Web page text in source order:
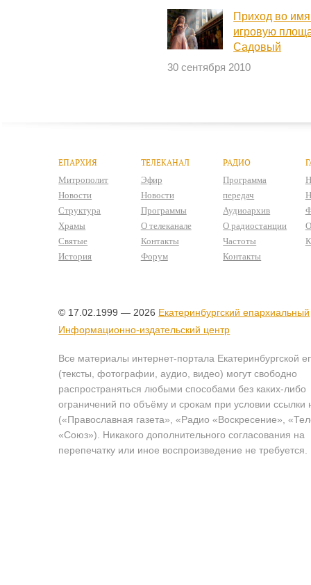
Приход во
игровую
Садовый
30 сентября 2010
ЕПАРХИЯ
Митрополит
Новости
Структура
Храмы
Святые
История
ТЕЛЕКАНАЛ
Эфир
Новости
Программы
О телеканале
Контакты
Форум
РАДИО
Программа
передач
Аудиоархив
О радиостанции
Частоты
Контакты
© 17.02.1999 — 2026 Екатеринбургский епархиальный
Информационно-издательский центр
Все материалы интернет-портала Екатеринбургской
(тексты, фотографии, аудио, видео) могут свободно
распространяться любыми способами без каких-либо
ограничений по объёму и срокам при условии ссылки
(«Православная газета», «Радио «Воскресение»,
«Союз»). Никакого дополнительного согласования на
перепечатку или иное воспроизведение не требуется.